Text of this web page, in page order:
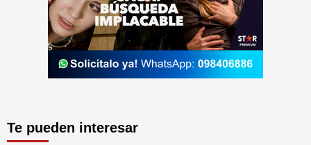
Te pueden interesar